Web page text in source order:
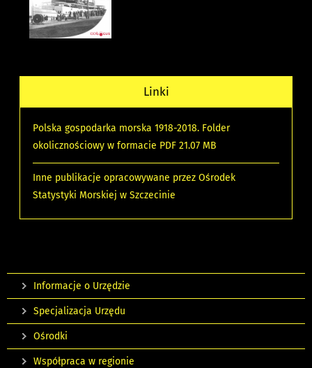
Linki
Polska gospodarka morska 1918-2018. Folder
okolicznościowy w formacie PDF 21.07 MB
Inne publikacje opracowywane przez Ośrodek
Statystyki Morskiej w Szczecinie
Informacje o Urzędzie
Specjalizacja Urzędu
Ośrodki
Współpraca w regionie